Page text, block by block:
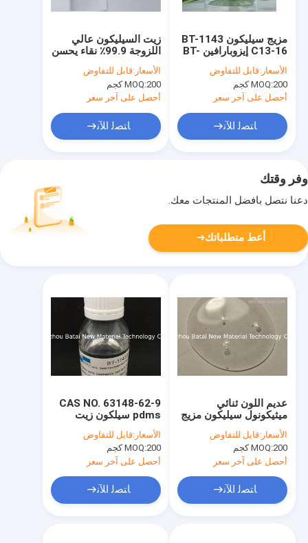
زيت السيليكون عالي
اللزوجة 99.9٪ نقاء يحسن
من قابلية الانتشار
الأسعار:قابل للتفاوض
MOQ:200 كجم
أحصل على آخر سعر
ﺎﺘﺼﻟ ﺍﻶﻧ
مزيج سيليكون BT-1143
C13-16 إيزوبارافين BT-
1143 لزيت الجوهر
الأسعار:قابل للتفاوض
MOQ:200 كجم
أحصل على آخر سعر
ﺎﺘﺼﻟ ﺍﻶﻧ
وفر وقتك
دعنا نتصل بأفضل المنتجات معك.
أعط متطلباتك
CAS NO. 63148-62-9
pdms سيلكون زيت
سائل / سائل درجة حرارة
عالية
الأسعار:قابل للتفاوض
MOQ:200 كجم
أحصل على آخر سعر
ﺎﺘﺼﻟ ﺍﻶﻧ
عديم اللون ثنائي
ميثيكونول سيليكون مزيج
مستحضرات التجميل
اللزوجة 4000 Cst
الأسعار:قابل للتفاوض
MOQ:200 كجم
أحصل على آخر سعر
ﺎﺘﺼﻟ ﺍﻶﻧ